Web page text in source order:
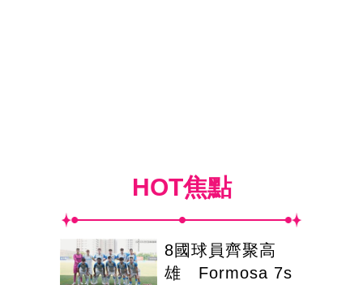
HOT焦點
8國球員齊聚高
雄 Formosa 7s